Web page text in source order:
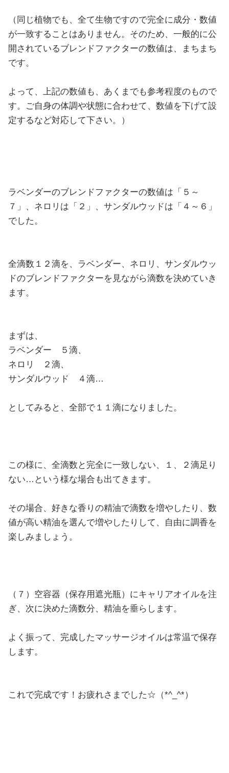
（同じ植物でも、全て生物ですので完全に成分・数値
が一致することはありません。そのため、一般的に公
開されているブレンドファクターの数値は、まちまち
です。
よって、上記の数値も、あくまでも参考程度のもので
す。ご自身の体調や状態に合わせて、数値を下げて設
定するなど対応して下さい。）
ラベンダーのブレンドファクターの数値は「５～
７」、ネロリは「２」、サンダルウッドは「４～６」
でした。
全滴数１２滴を、ラベンダー、ネロリ、サンダルウッ
ドのブレンドファクターを見ながら滴数を決めていき
ます。
まずは、
ラベンダー ５滴、
ネロリ ２滴、
サンダルウッド ４滴…
としてみると、全部で１１滴になりました。
この様に、全滴数と完全に一致しない、１、２滴足り
ない…という様な場合も出てきます。
その場合、好きな香りの精油で滴数を増やしたり、数
値が高い精油を選んで増やしたりして、自由に調香を
楽しみましょう。
（７）空容器（保存用遮光瓶）にキャリアオイルを注
ぎ、次に決めた滴数分、精油を垂らします。
よく振って、完成したマッサージオイルは常温で保存
します。
これで完成です！お疲れさまでした☆（*^_^*）